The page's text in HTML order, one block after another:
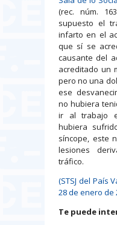
(rec. núm.
supuesto el
infarto en el
que sí se
causante del
acreditado un
pero no una
ese
no hubiera
ir al trabajo
hubiera
síncope, este
lesiones
tráfico.
(STSJ del País
28 de enero de
Te puede